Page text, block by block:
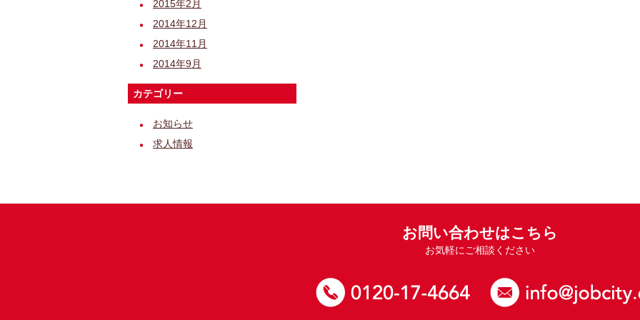
2015年2月
2014年12月
2014年11月
2014年9月
カテゴリー
お知らせ
求人情報
お問い合わせはこちら
お気軽にご相談ください